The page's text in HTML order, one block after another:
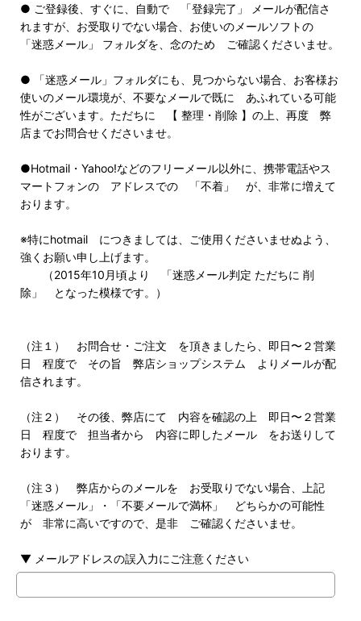
● ご登録後、すぐに、自動で 「登録完了」 メールが配信さ
れますが、お受取りでない場合、お使いのメールソフトの
「迷惑メール」 フォルダを、念のため ご確認くださいませ。
● 「迷惑メール」フォルダにも、見つからない場合、お客様お
使いのメール環境が、不要なメールで既に あふれている可能
性がございます。ただちに 【 整理・削除 】の上、再度 弊
店までお問合せくださいませ。
●Hotmail・Yahoo!などのフリーメール以外に、携帯電話やス
マートフォンの アドレスでの 「不着」 が、非常に増えて
おります。
※特にhotmail につきましては、ご使用くださいませぬよう、
強くお願い申し上げます。
（2015年10月頃より 「迷惑メール判定 ただちに 削
除」 となった模様です。）
（注１） お問合せ・ご注文 を頂きましたら、即日〜２営業
日 程度で その旨 弊店ショップシステム よりメールが配
信されます。
（注２） その後、弊店にて 内容を確認の上 即日〜２営業
日 程度で 担当者から 内容に即したメール をお送りして
おります。
（注３） 弊店からのメールを お受取りでない場合、上記
「迷惑メール」・「不要メールで満杯」 どちらかの可能性
が 非常に高いですので、是非 ご確認くださいませ。
▼ メールアドレスの誤入力にご注意ください